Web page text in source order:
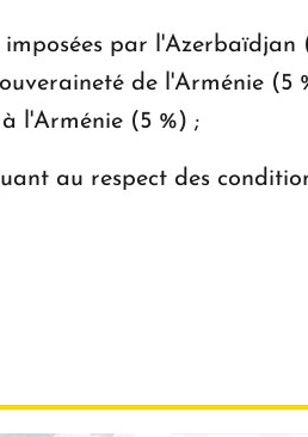
par l'Azerbaïdjan
de l'Arménie (5
l'Arménie (5 %) ;
au respect des